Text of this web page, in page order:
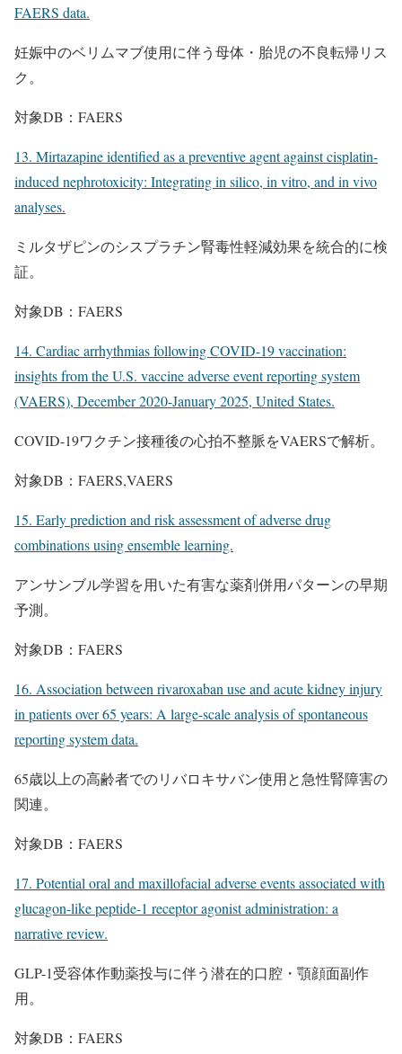
FAERS data.
妊娠中のベリムマブ使用に伴う母体・胎児の不良転帰リス
ク。
対象DB：FAERS
13. Mirtazapine identified as a preventive agent against cisplatin-
induced nephrotoxicity: Integrating in silico, in vitro, and in vivo
analyses.
ミルタザピンのシスプラチン腎毒性軽減効果を統合的に検
証。
対象DB：FAERS
14. Cardiac arrhythmias following COVID-19 vaccination:
insights from the U.S. vaccine adverse event reporting system
(VAERS), December 2020-January 2025, United States.
COVID-19ワクチン接種後の心拍不整脈をVAERSで解析。
対象DB：FAERS,VAERS
15. Early prediction and risk assessment of adverse drug
combinations using ensemble learning.
アンサンブル学習を用いた有害な薬剤併用パターンの早期
予測。
対象DB：FAERS
16. Association between rivaroxaban use and acute kidney injury
in patients over 65 years: A large-scale analysis of spontaneous
reporting system data.
65歳以上の高齢者でのリバロキサバン使用と急性腎障害の
関連。
対象DB：FAERS
17. Potential oral and maxillofacial adverse events associated with
glucagon-like peptide-1 receptor agonist administration: a
narrative review.
GLP-1受容体作動薬投与に伴う潜在的口腔・顎顔面副作
用。
対象DB：FAERS